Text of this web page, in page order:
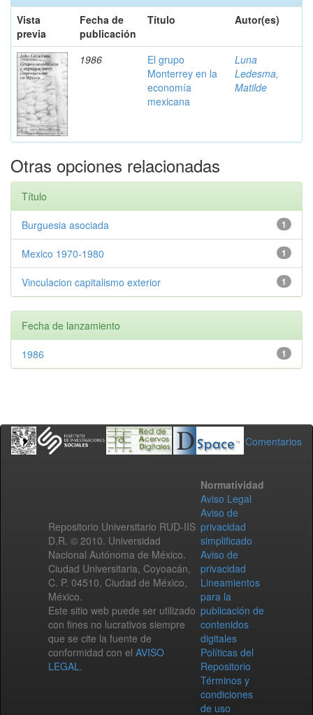
Vista
previa
Fecha de
publicación
Título Autor(es)
1986
El grupo
Monterrey en la
economía
mexicana
Luna
Ledesma,
Matilde
Otras opciones relacionadas
Título
1
Burguesia asociada
1
Mexico 1970-1980
1
Vinculacion capitalismo exterior
Fecha de lanzamiento
1
1986
Comentarios
Repositorio Universitario RUD-IIS
D.R. © 2010. Universidad
Nacional Autónoma de México.
Ciudad Universitaria, Coyoacán,
C. P. 04510, Ciudad de México,
México.
Este sitio web puede ser utilizado
con fines no lucrativos siempre
que se cite la fuente de
conformidad con el AVISO
LEGAL.
Normatividad
Aviso Legal
Aviso de
privacidad
simplificado
Aviso de
privacidad
Lineamientos
para la
publicación de
contenidos
digitales
Políticas del
Repositorio
Términos y
condiciones
de uso